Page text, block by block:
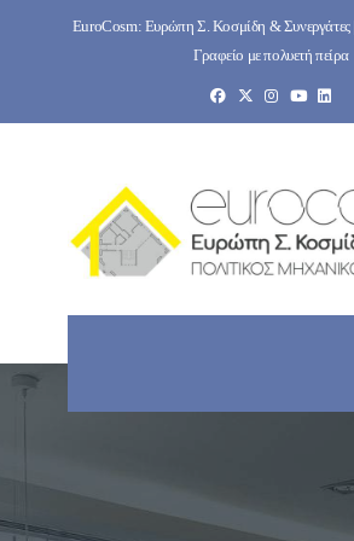
EuroCosm: Ευρώπη Σ. Κοσμίδη & Συνεργάτες
Γραφείο με πολυετή πείρα